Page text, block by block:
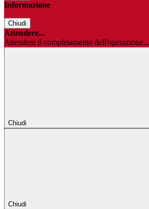
Informazione
Chiudi
Attendere...
Attendere il completamento dell'operazione...
Chiudi
Chiudi